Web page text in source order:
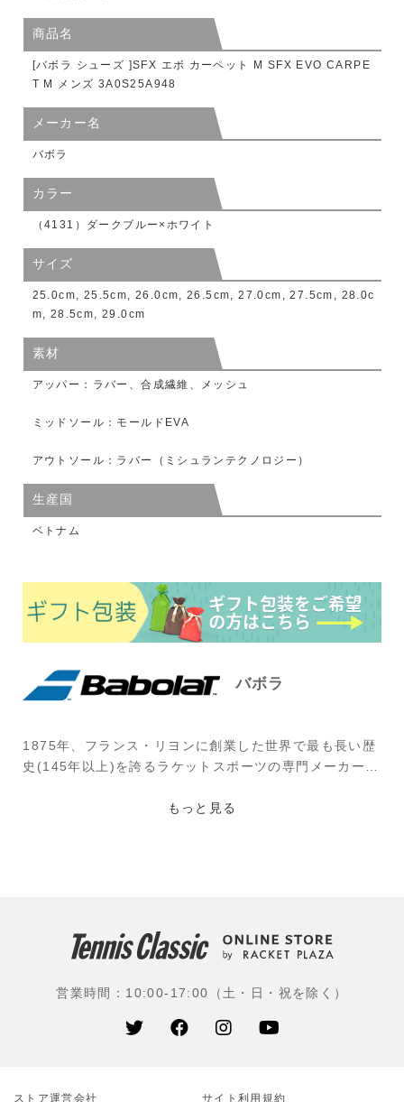
商品名
[バボラ シューズ ]SFX エボ カーペット M SFX EVO CARPE
T M メンズ 3A0S25A948
メーカー名
バボラ
カラー
（4131）ダークブルー×ホワイト
サイズ
25.0cm, 25.5cm, 26.0cm, 26.5cm, 27.0cm, 27.5cm, 28.0c
m, 28.5cm, 29.0cm
素材
アッパー：ラバー、合成繊維、メッシュ
ミッドソール：モールドEVA
アウトソール：ラバー（ミシュランテクノロジー）
生産国
ベトナム
バボラ
1875年、フランス・リヨンに創業した世界で最も長い歴
史(145年以上)を誇るラケットスポーツの専門メーカー。
に張るストリング(羊の腸で作られたナチュラル・ガッ
プレーヤーから支持されている。
アルカラス(スペイン)、フィリックス・オジェ・アリア
シム(カナダ)、ホルガー・ルーネ(デンマーク)、キャメロ
ン・ノリー(イギリス)、ドミニク・ティエム(オーストリ
エル太郎(エイブル)、綿貫陽介(フリー)、今井慎太郎(イ
もっと見る
営業時間：10:00-17:00（土・日・祝を除く）
ストア運営会社 サイト利⽤規約